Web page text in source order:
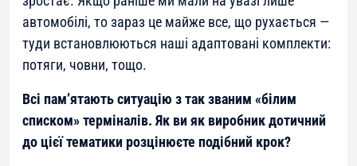
автомобілі, то зараз це майже все, що рухається —
туди встановлюються наші адаптовані комплекти:
потяги, човни, тощо.
Всі памʼятають ситуацію з так званим «білим
списком» терміналів. Як ви як виробник дотичний
до цієї тематики розцінюєте подібний крок?